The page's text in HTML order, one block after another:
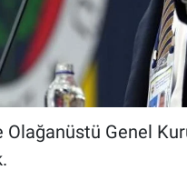
Olağanüstü Genel